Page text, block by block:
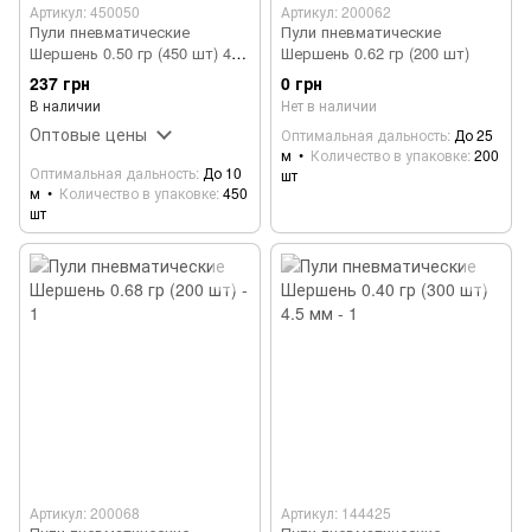
Артикул: 450050
Пули пневматические
Шершень 0.50 гр (450 шт) 4.5
мм
237 грн
В наличии
Оптовые цены
Оптимальная дальность До 10
м
Количество в упаковке 450
шт
Артикул: 200062
Пули пневматические
Шершень 0.62 гр (200 шт)
0 грн
Нет в наличии
Оптимальная дальность До 25
м
Количество в упаковке 200
шт
Артикул: 200068 Артикул: 144425